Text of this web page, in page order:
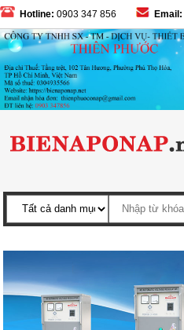
Hotline: 0903 347 856 Email: